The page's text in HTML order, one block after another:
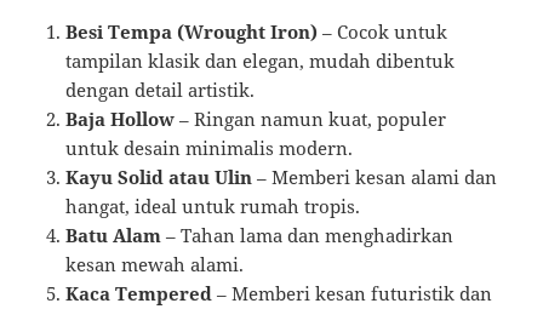
Besi Tempa (Wrought Iron) – Cocok untuk
tampilan klasik dan elegan, mudah dibentuk
dengan detail artistik.
Baja Hollow – Ringan namun kuat, populer
untuk desain minimalis modern.
Kayu Solid atau Ulin – Memberi kesan alami dan
hangat, ideal untuk rumah tropis.
Batu Alam – Tahan lama dan menghadirkan
kesan mewah alami.
Kaca Tempered – Memberi kesan futuristik dan